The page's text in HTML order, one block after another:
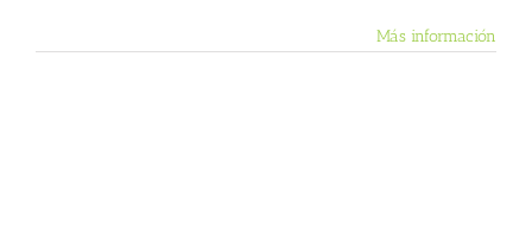
Más información